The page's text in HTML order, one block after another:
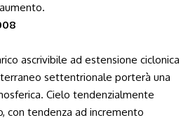
ascrivibile ad estensione ciclonica
settentrionale porterà una
Cielo tendenzialmente
con tendenza ad incremento